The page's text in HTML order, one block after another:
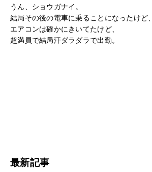
うん、ショウガナイ。
結局その後の電車に乗ることになったけど、
エアコンは確かにきいてたけど、
超満員で結局汗ダラダラで出勤。
最新記事